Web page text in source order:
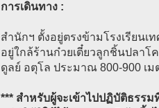
การเดินทาง :
สำนักฯ ตั้งอยู่ตรงข้ามโรงเรียนเ
อยู่ใกล้ร้านก๋วยเตี๋ยวลูกชิ้นปลาโ
ดูลย์ อตุโล ประมาณ 800-900 เม
*** สำหรับผู้จะเข้าไปปฏิบัติธรร